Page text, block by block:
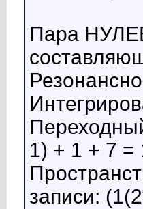
Пара
1) + 1 + 7 =
записи: